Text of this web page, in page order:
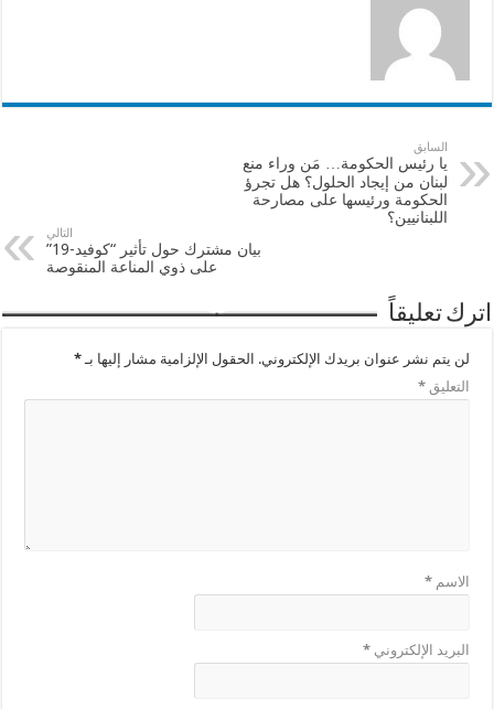
السابق
يا رئيس الحكومة… مَن وراء منع
لبنان من إيجاد الحلول؟ هل تجرؤ
الحكومة ورئيسها على مصارحة
اللبنانيين؟
التالي
بيان مشترك حول تأثير “كوفيد-19”
على ذوي المناعة المنقوصة
اترك تعليقاً
لن يتم نشر عنوان بريدك الإلكتروني. الحقول الإلزامية مشار إليها بـ*
التعليق*
الاسم*
البريد الإلكتروني*